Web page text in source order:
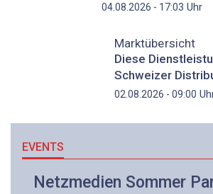
04.08.2026 - 17:03 Uhr
Marktübersicht
Diese
Schweizer
02.08.2026 - 09:00
EVENTS
Netzmedien Sommer